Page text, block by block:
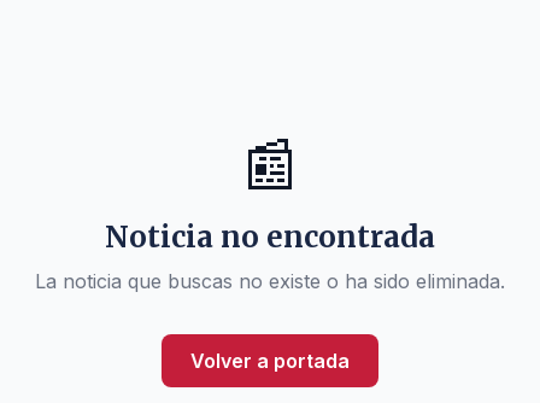
📰
Noticia no encontrada
La noticia que buscas no existe o ha sido eliminada.
Volver a portada